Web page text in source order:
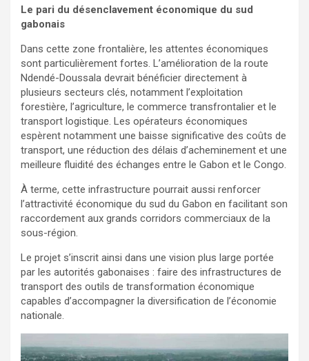
Le pari du désenclavement économique du sud
gabonais
Dans cette zone frontalière, les attentes économiques
sont particulièrement fortes. L’amélioration de la route
Ndendé-Doussala devrait bénéficier directement à
plusieurs secteurs clés, notamment l’exploitation
forestière, l’agriculture, le commerce transfrontalier et le
transport logistique. Les opérateurs économiques
espèrent notamment une baisse significative des coûts de
transport, une réduction des délais d’acheminement et une
meilleure fluidité des échanges entre le Gabon et le Congo.
À terme, cette infrastructure pourrait aussi renforcer
l’attractivité économique du sud du Gabon en facilitant son
raccordement aux grands corridors commerciaux de la
sous-région.
Le projet s’inscrit ainsi dans une vision plus large portée
par les autorités gabonaises : faire des infrastructures de
transport des outils de transformation économique
capables d’accompagner la diversification de l’économie
nationale.